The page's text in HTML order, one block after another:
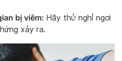
bị viêm: Hãy thử nghỉ ngơi
xảy ra.